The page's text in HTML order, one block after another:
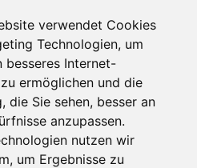
verwendet Cookies
Technologien, um
besseres Internet-
ermöglichen und die
die Sie sehen, besser an
anzupassen.
nutzen wir
um Ergebnisse zu
und Rückgabe
jederzeit innerhalb von 90 Tagen
wir einen Baum! Mehr lesen